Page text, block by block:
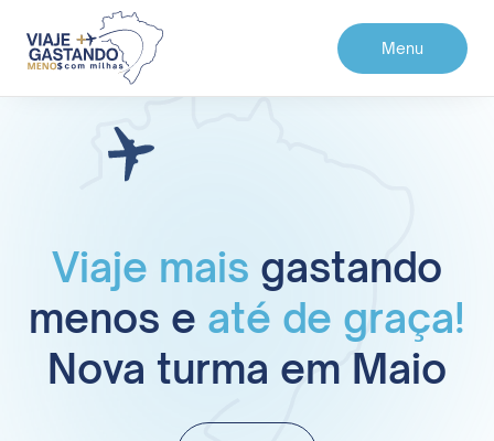
Menu
Viaje mais gastando
menos e até de graça!
Nova turma em Maio